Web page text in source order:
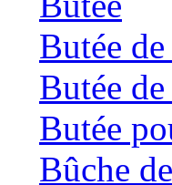
Butée
Butée
Butée
Bûche